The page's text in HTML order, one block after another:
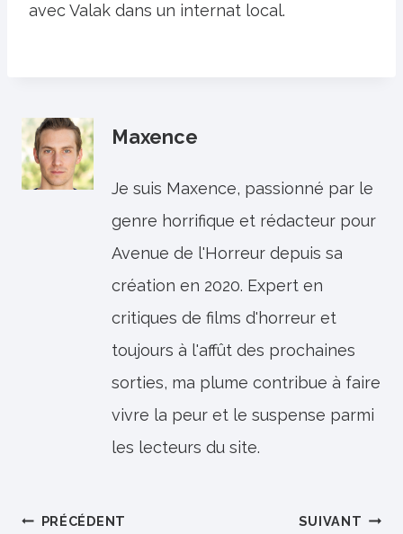
avec Valak dans un internat local.
Maxence
Je suis Maxence, passionné par le
genre horrifique et rédacteur pour
Avenue de l'Horreur depuis sa
création en 2020. Expert en
critiques de films d'horreur et
toujours à l'affût des prochaines
sorties, ma plume contribue à faire
vivre la peur et le suspense parmi
les lecteurs du site.
Navigation
PRÉCÉDENT SUIVANT